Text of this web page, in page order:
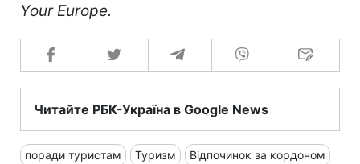
Your Europe.
Читайте РБК-Україна в Google News
поради туристам Туризм Відпочинок за кордоном